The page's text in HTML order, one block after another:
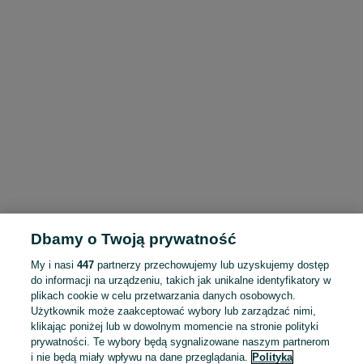
Dbamy o Twoją prywatność
My i nasi447 partnerzy przechowujemy lub uzyskujemy dostęp
do informacji na urządzeniu, takich jak unikalne identyfikatory w
plikach cookie w celu przetwarzania danych osobowych.
Użytkownik może zaakceptować wybory lub zarządzać nimi,
klikając poniżej lub w dowolnym momencie na stronie polityki
prywatności. Te wybory będą sygnalizowane naszym partnerom
i nie będą miały wpływu na dane przeglądania. Polityka